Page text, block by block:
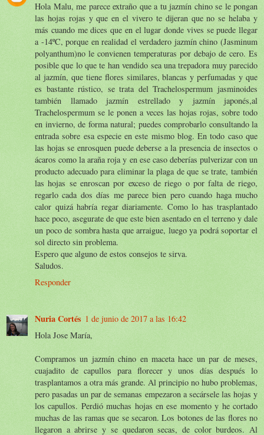
Hola Malu, me parece extraño que a tu jazmín chino se le pongan
las hojas rojas y que en el vivero te dijeran que no se helaba y
más cuando me dices que en el lugar donde vives se puede llegar
a -14ºC, porque en realidad el verdadero jazmín chino (Jasminum
polyanthum)no le convienen temperaturas por debajo de cero. Es
posible que lo que te han vendido sea una trepadora muy parecido
al jazmín, que tiene flores similares, blancas y perfumadas y que
es bastante rústico, se trata del Trachelospermum jasminoides
también llamado jazmín estrellado y jazmín japonés,al
Trachelospermum se le ponen a veces las hojas rojas, sobre todo
en invierno, de forma natural; puedes comprobarlo consultando la
entrada sobre esa especie en este mismo blog. En todo caso que
las hojas se enrosquen puede deberse a la presencia de insectos o
ácaros como la araña roja y en ese caso deberías pulverizar con un
producto adecuado para eliminar la plaga de que se trate, también
las hojas se enroscan por exceso de riego o por falta de riego,
regarlo cada dos días me parece bien pero cuando haga mucho
calor quizá habría regar diariamente. Como lo has trasplantado
hace poco, asegurate de que este bien asentado en el terreno y dale
un poco de sombra hasta que arraigue, luego ya podrá soportar el
sol directo sin problema.
Espero que alguno de estos consejos te sirva.
Saludos.
Responder
Nuria Cortés 1 de junio de 2017 a las 16:42
Hola Jose María,
Compramos un jazmín chino en maceta hace un par de meses,
cuajadito de capullos para florecer y unos días después lo
trasplantamos a otra más grande. Al principio no hubo problemas,
pero pasadas un par de semanas empezaron a secársele las hojas y
los capullos. Perdió muchas hojas en ese momento y he cortado
muchas de las ramas que se secaron. Los botones de las flores no
llegaron a abrirse y se quedaron secas, de color burdeos. Al